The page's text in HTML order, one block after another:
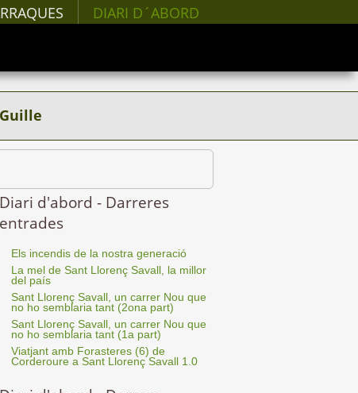
DIARI D´ABORD
Diari d'abord - Darreres
entrades
Els incendis de la nostra generació
La mel de Sant Llorenç Savall, la millor
del país
Sant Llorenç Savall, un carrer Nou que
no ho semblaria tant (2ona part)
Sant Llorenç Savall, un carrer Nou que
no ho semblaria tant (1a part)
Viatjant amb Forasteres (6) de
Corderoure a Sant Llorenç Savall 1.0